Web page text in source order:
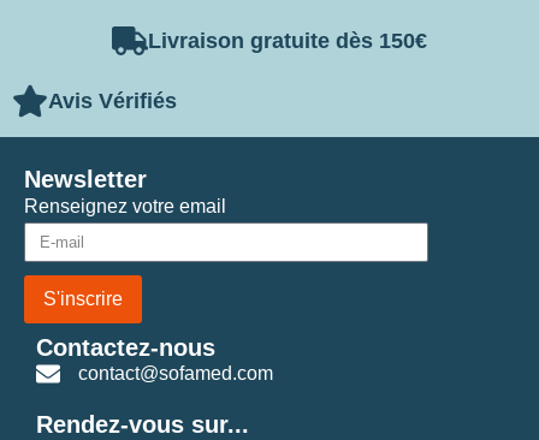
Livraison gratuite dès 150€
Avis Vérifiés
Renseignez votre email
S'inscrire
Newsletter
Contactez-nous
contact@sofamed.com
Rendez-vous sur...